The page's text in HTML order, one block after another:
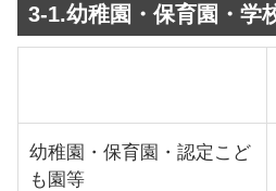
3-1.幼稚園・保育園・学
幼稚園・保育園・認定こど
も園等